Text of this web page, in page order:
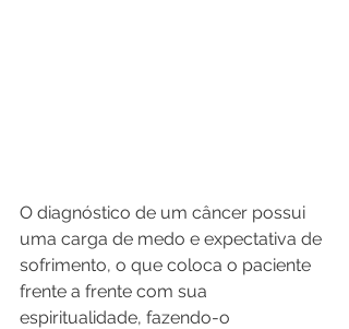
O diagnóstico de um câncer possui
uma carga de medo e expectativa de
sofrimento, o que coloca o paciente
frente a frente com sua
espiritualidade, fazendo-o